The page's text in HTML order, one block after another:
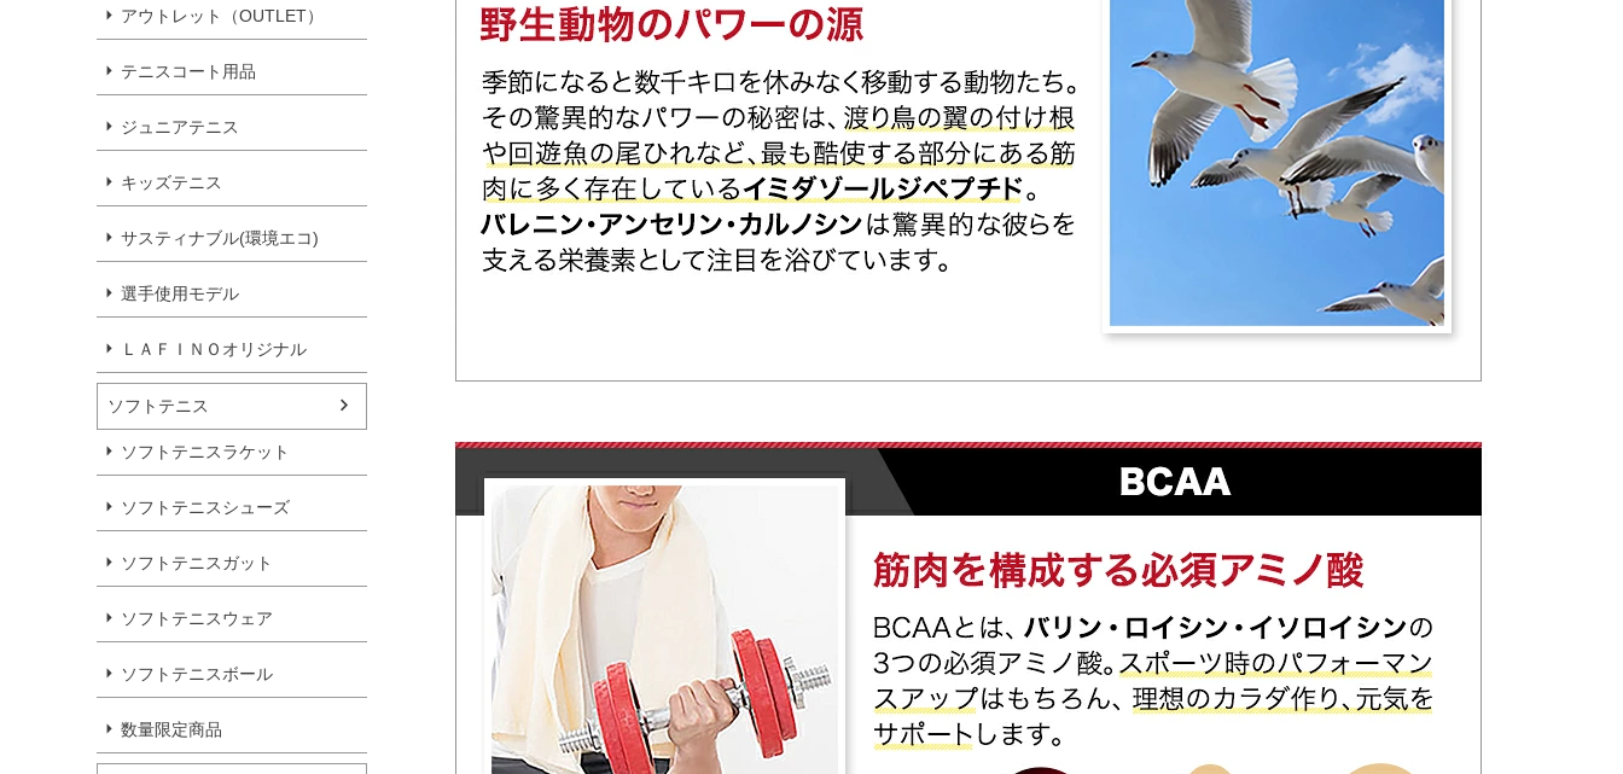
アウトレット（OUTLET）
テニスコート用品
ジュニアテニス
キッズテニス
サスティナブル(環境エコ)
選手使用モデル
ＬＡＦＩＮＯオリジナル
ソフトテニス
ソフトテニスラケット
ソフトテニスシューズ
ソフトテニスガット
ソフトテニスウェア
ソフトテニスボール
数量限定商品